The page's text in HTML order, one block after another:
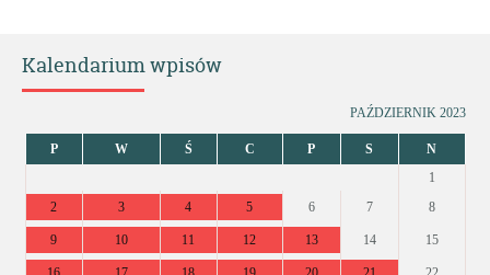
Kalendarium wpisów
PAŹDZIERNIK 2023
P W Ś C P S
N
1
2
3 4 5 6 7 8
9 10 11 12 13 14 15